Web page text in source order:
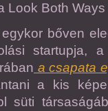
Look Both
bőven
startupja,
a csapata
a kis
süti